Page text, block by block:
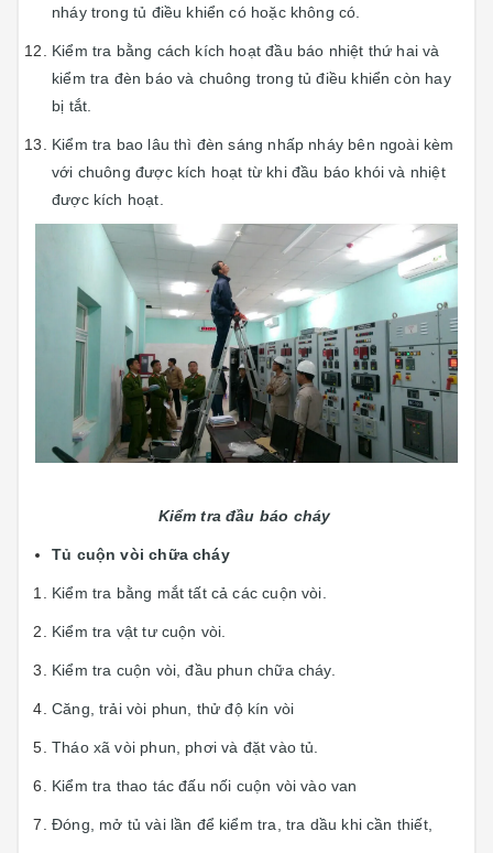
nháy trong tủ điều khiển có hoặc không có.
Kiểm tra bằng cách kích hoạt đầu báo nhiệt thứ hai và
kiểm tra đèn báo và chuông trong tủ điều khiển còn hay
bị tắt.
Kiểm tra bao lâu thì đèn sáng nhấp nháy bên ngoài kèm
với chuông được kích hoạt từ khi đầu báo khói và nhiệt
được kích hoạt.
Kiểm tra đầu báo cháy
Tủ cuộn vòi chữa cháy
Kiểm tra bằng mắt tất cả các cuộn vòi.
Kiểm tra vật tư cuộn vòi.
Kiểm tra cuộn vòi, đầu phun chữa cháy.
Căng, trải vòi phun, thử độ kín vòi
Tháo xã vòi phun, phơi và đặt vào tủ.
Kiểm tra thao tác đấu nối cuộn vòi vào van
Đóng, mở tủ vài lần để kiểm tra, tra dầu khi cần thiết,